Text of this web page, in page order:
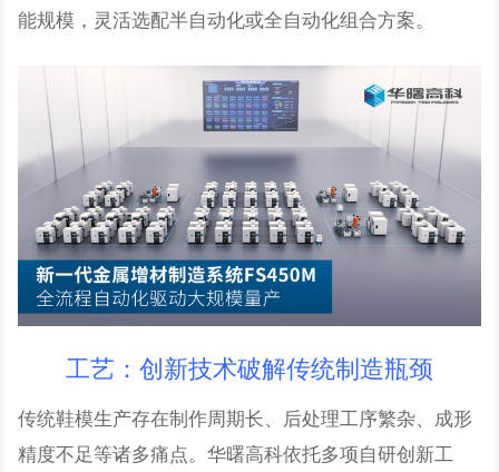
能规模，灵活选配半自动化或全自动化组合方案。
工艺：创新技术破解传统制造瓶颈
传统鞋模生产存在制作周期长、后处理工序繁杂、成形
精度不足等诸多痛点。华曙高科依托多项自研创新工